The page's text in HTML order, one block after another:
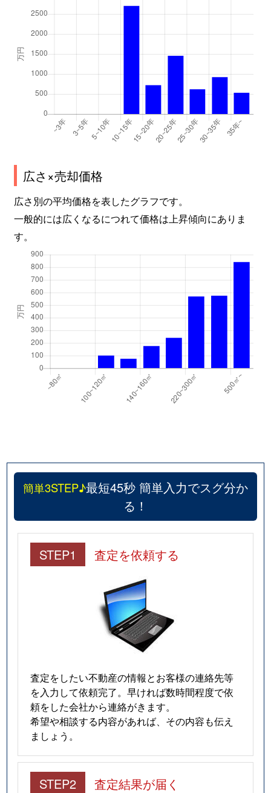
広さ×売却価格
広さ別の平均価格を表したグラフです。
一般的には広くなるにつれて価格は上昇傾向にありま
す。
簡単3STEP♪最短45秒 簡単入力でスグ分か
る！
STEP1 査定を依頼する
査定をしたい不動産の情報とお客様の連絡先等
を入力して依頼完了。早ければ数時間程度で依
頼をした会社から連絡がきます。
希望や相談する内容があれば、その内容も伝え
ましょう。
STEP2 査定結果が届く